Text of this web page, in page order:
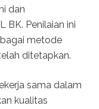
dan
BK. Penilaian ini
metode
ditetapkan.
sama dalam
kualitas